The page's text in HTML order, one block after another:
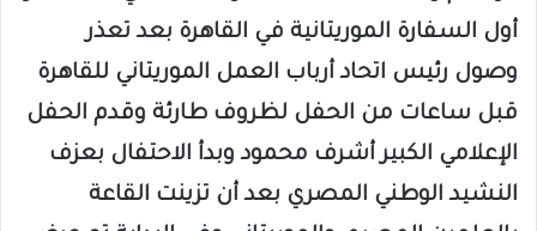
أول السفارة الموريتانية في القاهرة بعد تعذر
وصول رئيس اتحاد أرباب العمل الموريتاني للقاهرة
قبل ساعات من الحفل لظروف طارئة وقدم الحفل
الإعلامي الكبير أشرف محمود وبدأ الاحتفال بعزف
النشيد الوطني المصري بعد أن تزينت القاعة